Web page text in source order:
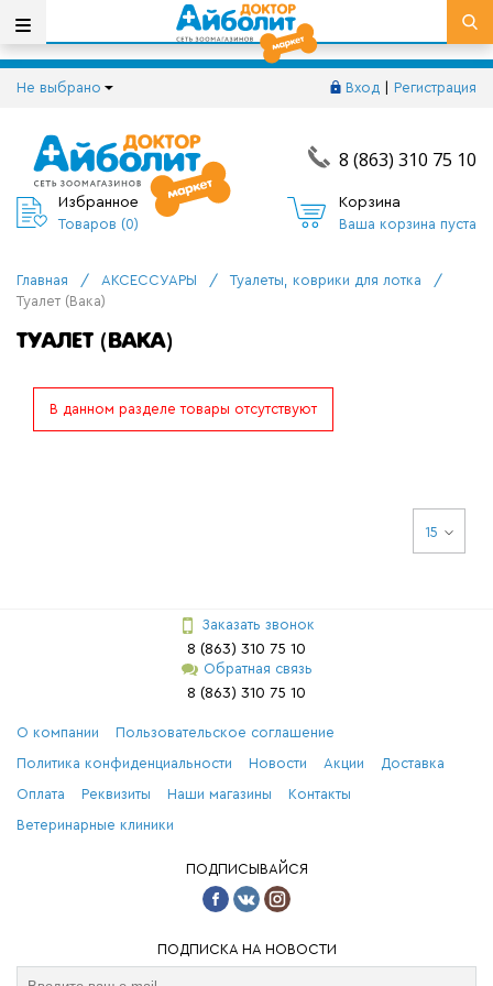
Не выбрано Вход Регистрация
8 (863) 310 75 10
Избранное
Товаров (0)
Корзина
Ваша корзина пуста
Главная / АКСЕССУАРЫ / Туалеты, коврики для лотка
/
Туалет (Вака)
ТУАЛЕТ (ВАКА)
В данном разделе товары отсутствуют
15
Заказать звонок
8 (863) 310 75 10
Обратная связь
8 (863) 310 75 10
О компании Пользовательское соглашение
Политика конфиденциальности Новости Акции Доставка
Оплата Реквизиты Наши магазины Контакты
Ветеринарные клиники
ПОДПИСЫВАЙСЯ
ПОДПИСКА НА НОВОСТИ